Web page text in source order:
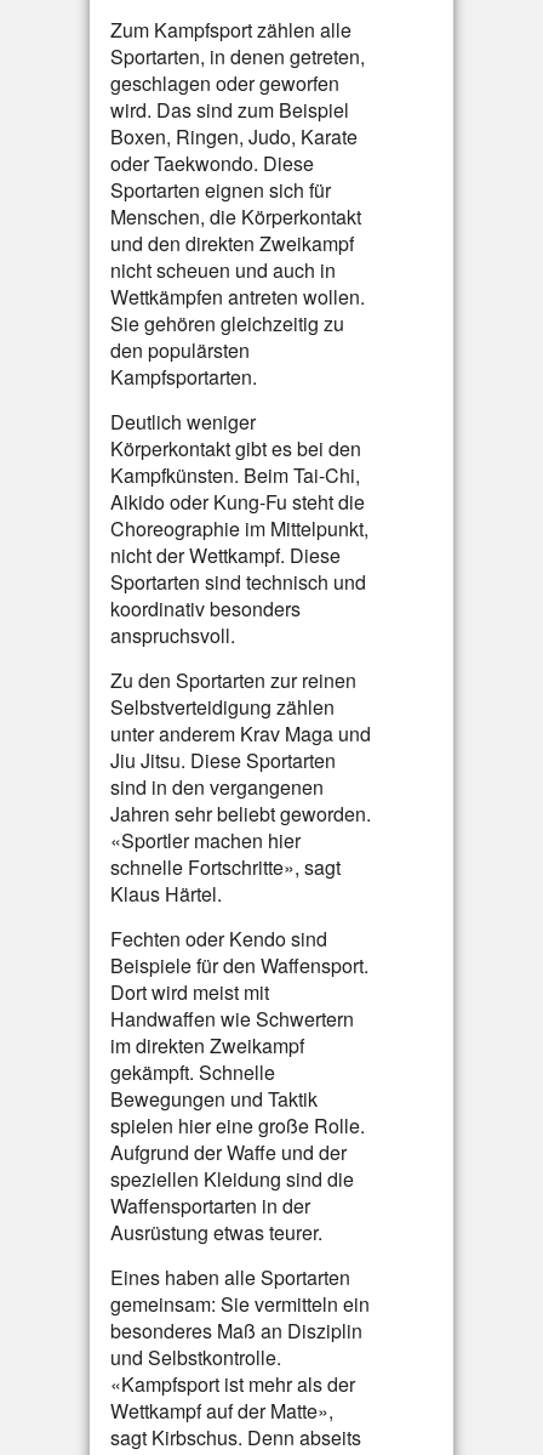
Zum Kampfsport zählen alle
Sportarten, in denen getreten,
geschlagen oder geworfen
wird. Das sind zum Beispiel
Boxen, Ringen, Judo, Karate
oder Taekwondo. Diese
Sportarten eignen sich für
Menschen, die Körperkontakt
und den direkten Zweikampf
nicht scheuen und auch in
Wettkämpfen antreten wollen.
Sie gehören gleichzeitig zu
den populärsten
Kampfsportarten.
Deutlich weniger
Körperkontakt gibt es bei den
Kampfkünsten. Beim Tai-Chi,
Aikido oder Kung-Fu steht die
Choreographie im Mittelpunkt,
nicht der Wettkampf. Diese
Sportarten sind technisch und
koordinativ besonders
anspruchsvoll.
Zu den Sportarten zur reinen
Selbstverteidigung zählen
unter anderem Krav Maga und
Jiu Jitsu. Diese Sportarten
sind in den vergangenen
Jahren sehr beliebt geworden.
«Sportler machen hier
schnelle Fortschritte», sagt
Klaus Härtel.
Fechten oder Kendo sind
Beispiele für den Waffensport.
Dort wird meist mit
Handwaffen wie Schwertern
im direkten Zweikampf
gekämpft. Schnelle
Bewegungen und Taktik
spielen hier eine große Rolle.
Aufgrund der Waffe und der
speziellen Kleidung sind die
Waffensportarten in der
Ausrüstung etwas teurer.
Eines haben alle Sportarten
gemeinsam: Sie vermitteln ein
besonderes Maß an Disziplin
und Selbstkontrolle.
«Kampfsport ist mehr als der
Wettkampf auf der Matte»,
sagt Kirbschus. Denn abseits